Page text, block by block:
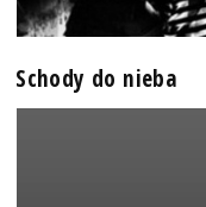
Schody do nieba